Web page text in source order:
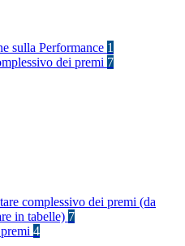
sulla Performance 1
dei premi 7
complessivo dei premi (da
in tabelle) 7
4